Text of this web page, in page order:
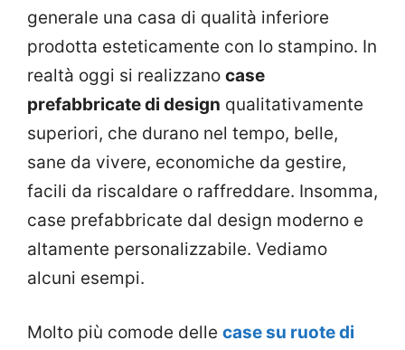
generale una casa di qualità inferiore
prodotta esteticamente con lo stampino. In
realtà oggi si realizzano case
prefabbricate di design qualitativamente
superiori, che durano nel tempo, belle,
sane da vivere, economiche da gestire,
facili da riscaldare o raffreddare. Insomma,
case prefabbricate dal design moderno e
altamente personalizzabile. Vediamo
alcuni esempi.
Molto più comode delle case su ruote di